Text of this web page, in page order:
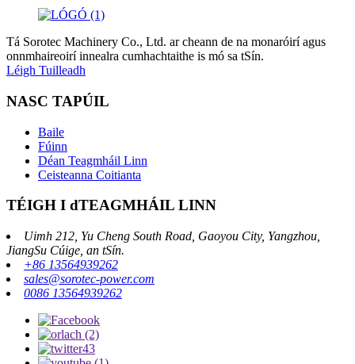
Tá Sorotec Machinery Co., Ltd. ar cheann de na monaróirí agus
onnmhaireoirí innealra cumhachtaithe is mó sa tSín.
Léigh Tuilleadh
NASC TAPÚIL
Baile
Fúinn
Déan Teagmháil Linn
Ceisteanna Coitianta
TÉIGH I dTEAGMHÁIL LINN
Uimh 212, Yu Cheng South Road, Gaoyou City, Yangzhou,
JiangSu Cúige, an tSín.
+86 13564939262
sales@sorotec-power.com
0086 13564939262